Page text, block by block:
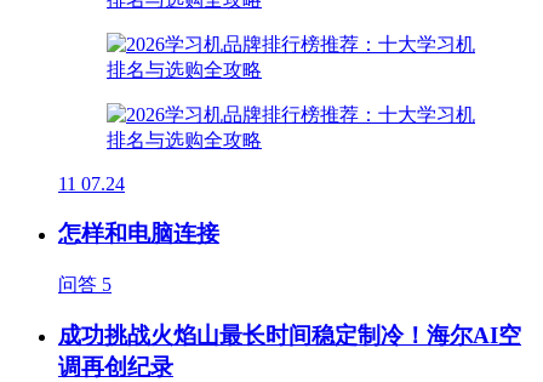
11 07.24
怎样和电脑连接
问答 5
成功挑战火焰山最长时间稳定制冷！海尔AI空
调再创纪录